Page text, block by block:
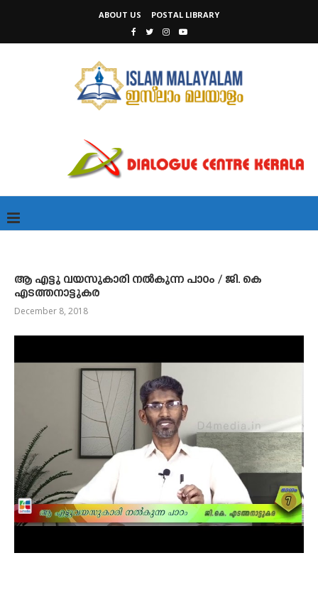
ABOUT US POSTAL LIBRARY
ആ എട്ടു വയസുകാരി നല്‍കുന്ന പാഠം / ജി. കെ
എടത്തനാട്ടുകര
December 8, 2018